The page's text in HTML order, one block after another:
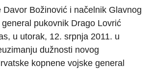
Davor Božinović i načelnik Glavnog
pukovnik Drago Lovrić
u utorak, 12. srpnja 2011. u
dužnosti novog
kopnene vojske general